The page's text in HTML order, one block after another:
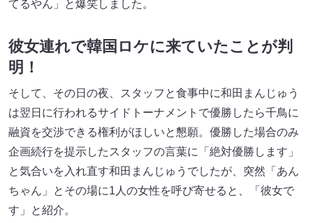
てるやん」と爆笑しました。
彼女連れで韓国ロケに来ていたことが判
明 ！
そして、その日の夜、スタッフと食事中に和田まんじゅう
は翌日に行われるサイドトーナメントで優勝したら千鳥に
融資を交渉できる権利がほしいと懇願。優勝した場合のみ
企画続行を提示したスタッフの言葉に「絶対優勝します」
と気合いを入れ直す和田まんじゅうでしたが、突然「あん
ちゃん」とその場に1人の女性を呼び寄せると、「彼女で
す」と紹介。